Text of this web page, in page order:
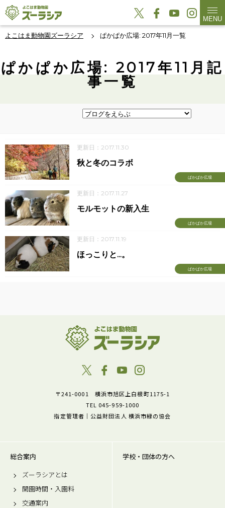
MENU
よこはま動物園ズーラシア ぱかぱか広場: 2017年11月一覧
ぱかぱか広場: 2017年11月記
事一覧
更新日：2017.11.30
ぱかぱか広場
秋と冬のコラボ
更新日：2017.11.27
ぱかぱか広場
モルモットの新入生
更新日：2017.11.19
ぱかぱか広場
ほっこりと...。
〒241-0001 横浜市旭区上白根町1175-1
TEL 045-959-1000
指定管理者｜公益財団法人 横浜市緑の協会
総合案内
ズーラシアとは
開園時間・入園料
交通案内
学校・団体の方へ